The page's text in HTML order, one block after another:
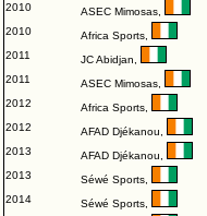
2010
ASEC Mimosas
2010
Africa Sports
2011
JC Abidjan
2011
ASEC Mimosas
2012
Africa Sports
2012
AFAD Djékanou
2013
AFAD Djékanou
2013
Séwé Sports
2014
Séwé Sports